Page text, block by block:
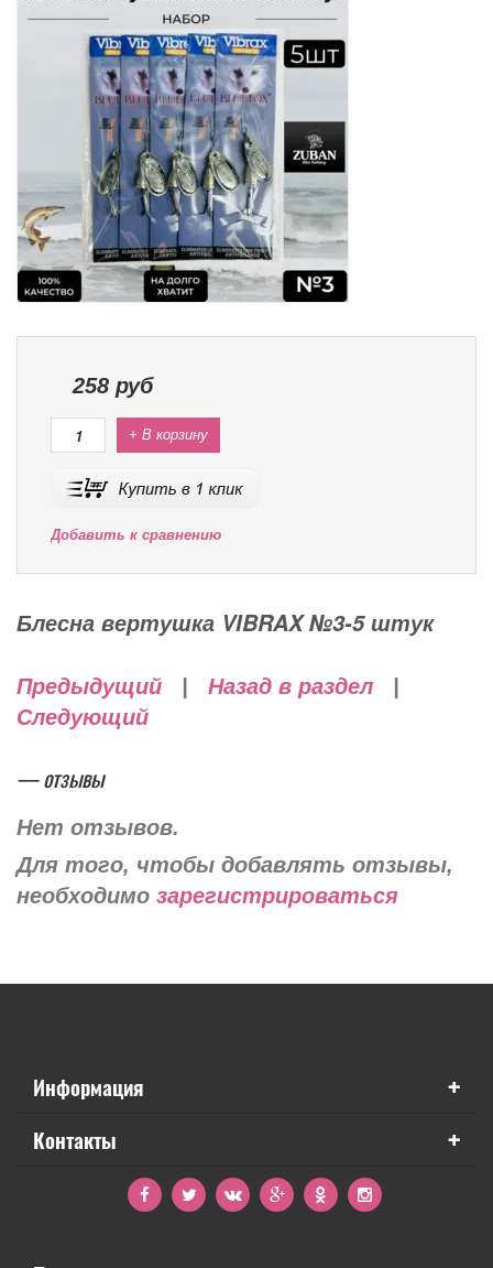
258 руб
+ В корзину
Добавить к сравнению
Блесна вертушка VIBRAX №3-5 штук
Предыдущий Назад в раздел
Следующий
— отзывы
Нет отзывов.
Для того, чтобы добавлять отзывы,
необходимо зарегистрироваться
Информация +
Контакты +